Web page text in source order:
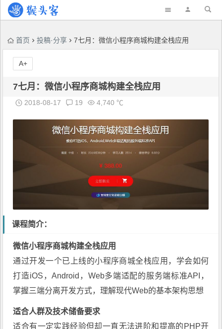
首页 投稿·分享 7七月：微信小程序商城构建全栈应用
7七月：微信小程序商城构建全栈应用
2018-08-17 19 4,740 ℃
课程简介：
微信小程序商城构建全栈应用
通过开发一个已上线的小程序商城全栈应用，学会如何
打造iOS，Android，Web多端适配的服务端标准API，
掌握三端分离开发方式，理解现代Web的基本架构思想
适合人群及技术储备要求
适合有一定实践经验但却一直无法进阶和提高的PHP开
A+